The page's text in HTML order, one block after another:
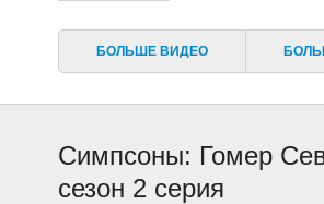
1907 – Мужья и
БОЛЬШЕ ВИДЕО
Симпсоны: Гомер
сезон 2 серия